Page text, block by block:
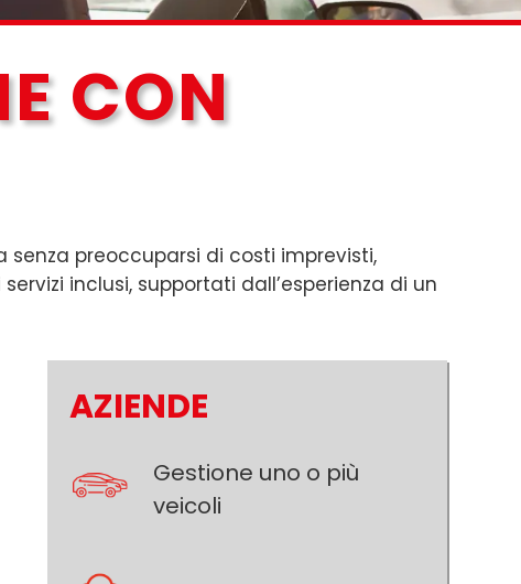
CON
preoccuparsi di costi imprevisti,
inclusi, supportati dall’esperienza di un
AZIENDE
Gestione uno o più
veicoli